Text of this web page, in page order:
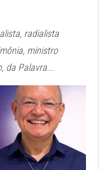
radialista
ministro
Palavra...